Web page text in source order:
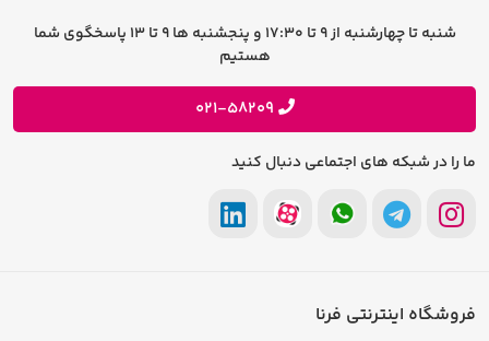
شرایط و قوانین
فرصت های شغلی
پیشنهادات و انتقادات
شنبه تا چهارشنبه از 9 تا 17:30 و پنجشنبه ها 9 تا 13 پاسخگوی شما
هستیم
021-58209
ما را در شبکه های اجتماعی دنبال کنید
فروشگاه اینترنتی فرنا